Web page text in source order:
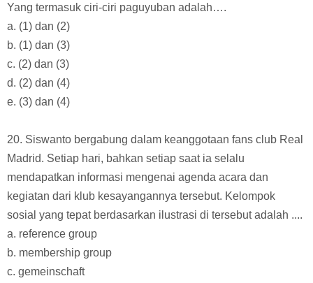
Yang termasuk ciri-ciri paguyuban adalah….
a. (1) dan (2)
b. (1) dan (3)
c. (2) dan (3)
d. (2) dan (4)
e. (3) dan (4)
20. Siswanto bergabung dalam keanggotaan fans club Real
Madrid. Setiap hari, bahkan setiap saat ia selalu
mendapatkan informasi mengenai agenda acara dan
kegiatan dari klub kesayangannya tersebut. Kelompok
sosial yang tepat berdasarkan ilustrasi di tersebut adalah ....
a. reference group
b. membership group
c. gemeinschaft